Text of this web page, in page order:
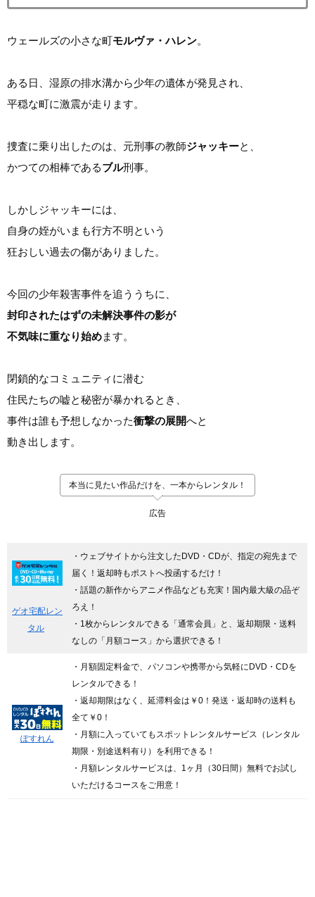
ウェールズの小さな町モルヴァ・ハレン。
ある日、湿原の排水溝から少年の遺体が発見され、
平穏な町に激震が走ります。
捜査に乗り出したのは、元刑事の教師ジャッキーと、
かつての相棒であるブル刑事。
しかしジャッキーには、
自身の姪がいまも行方不明という
狂おしい過去の傷がありました。
今回の少年殺害事件を追ううちに、
封印されたはずの未解決事件の影が
不気味に重なり始めます。
閉鎖的なコミュニティに潜む
住民たちの嘘と秘密が暴かれるとき、
事件は誰も予想しなかった衝撃の展開へと
動き出します。
本当に見たい作品だけを、一本からレンタル！
広告
ゲオ宅配レン
タル
・ウェブサイトから注文したDVD・CDが、指定の宛先まで
届く！返却時もポストへ投函するだけ！
・話題の新作からアニメ作品なども充実！国内最大級の品ぞ
ろえ！
・1枚からレンタルできる「通常会員」と、返却期限・送料
なしの「月額コース」から選択できる！
ぽすれん
・月額固定料金で、パソコンや携帯から気軽にDVD・CDを
レンタルできる！
・返却期限はなく、延滞料金は￥0！発送・返却時の送料も
全て￥0！
・月額に入っていてもスポットレンタルサービス（レンタル
期限・別途送料有り）を利用できる！
・月額レンタルサービスは、1ヶ月（30日間）無料でお試し
いただけるコースをご用意！